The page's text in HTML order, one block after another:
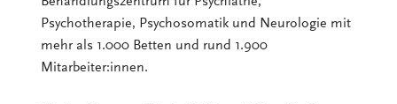
Psychotherapie, Psychosomatik und Neurologie mit
mehr als 1.000 Betten und rund 1.900
Mitarbeiter:innen.